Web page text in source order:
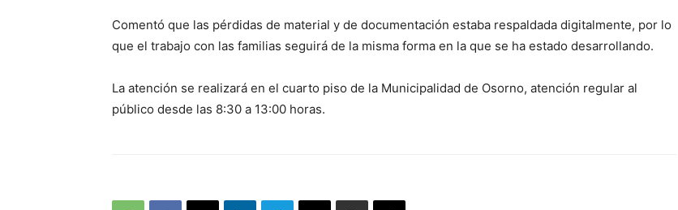
flecha
arriba/abajo
aumentar
Comentó que las pérdidas de material y de documentación estaba respaldada digitalmente, por lo
que el trabajo con las familias seguirá de la misma forma en la que se ha estado desarrollando.
La atención se realizará en el cuarto piso de la Municipalidad de Osorno, atención regular al
público desde las 8:30 a 13:00 horas.